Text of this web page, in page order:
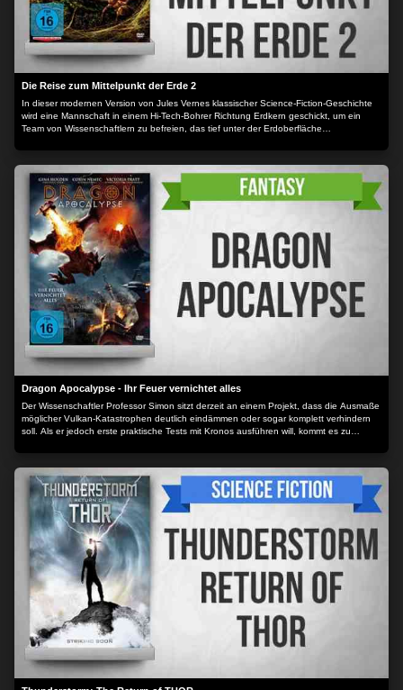
Die Reise zum Mittelpunkt der Erde 2
In dieser modernen Version von Jules Vernes klassischer Science-Fiction-Geschichte
wird eine Mannschaft in einem Hi-Tech-Bohrer Richtung Erdkern geschickt, um ein
Team von Wissenschaftlern zu befreien, das tief unter der Erdoberfläche
Dragon Apocalypse - Ihr Feuer vernichtet alles
Der Wissenschaftler Professor Simon sitzt derzeit an einem Projekt, dass die Ausmaße
möglicher Vulkan-Katastrophen deutlich eindämmen oder sogar komplett verhindern
soll. Als er jedoch erste praktische Tests mit Kronos ausführen will, kommt es zu
Ausbruch, den der Wissenschaflter zu verhindern ersucht, ist kein gewöhnlicher
Vulkanausbruch.